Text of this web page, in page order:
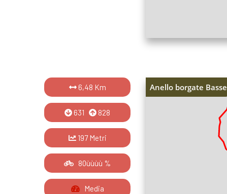
6,48 Km
631 828
197 Metri
80ùùùù %
Media
Anello borgate Basse